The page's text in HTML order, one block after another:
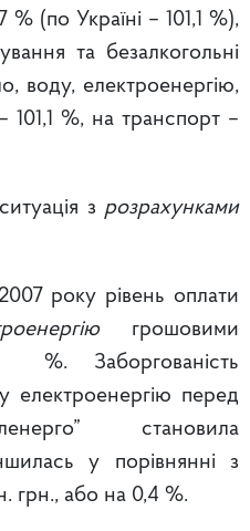
% (по Україні – 101,1 %),
та безалкогольні
воду, електроенергію,
101,1 %, на транспорт –
з розрахунками
року рівень оплати
грошовими
Заборгованість
електроенергію перед
становила
у порівнянні з
грн., або на 0,4 %.